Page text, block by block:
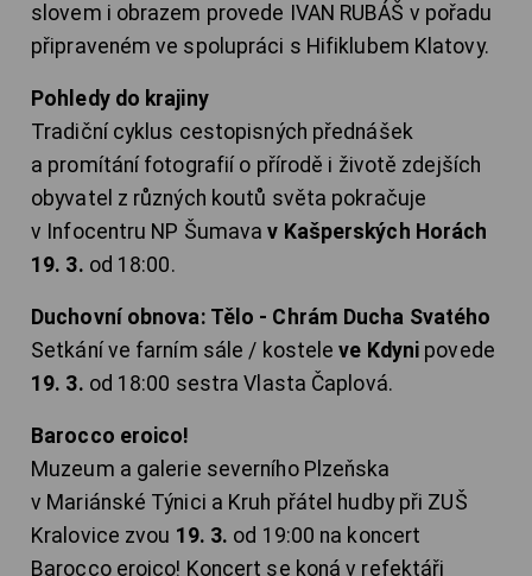
slovem i obrazem provede IVAN RUBÁŠ v pořadu
připraveném ve spolupráci s Hifiklubem Klatovy.
Pohledy do krajiny
Tradiční cyklus cestopisných přednášek
a promítání fotografií o přírodě i životě zdejších
obyvatel z různých koutů světa pokračuje
v Infocentru NP Šumavav Kašperských Horách
19. 3. od 18:00.
Duchovní obnova: Tělo - Chrám Ducha Svatého
Setkání ve farním sále / kosteleve Kdyni povede
19. 3. od 18:00 sestra Vlasta Čaplová.
Barocco eroico!
Muzeum a galerie severního Plzeňska
v Mariánské Týnici a Kruh přátel hudby při ZUŠ
Kralovice zvou 19. 3. od 19:00 na koncert
Barocco eroico! Koncert se koná v refektáři